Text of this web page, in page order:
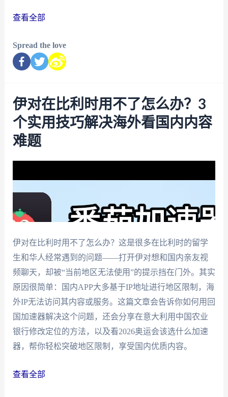
查看全部
Spread the love
伊对在比利时用不了怎么办？3
个实用技巧解决海外看国内内容
难题
伊对在比利时用不了怎么办？这是很多在比利时的留学
生和华人经常遇到的问题——打开伊对想和国内亲友视
频聊天，却被“当前地区无法使用”的提示挡在门外。其实
原因很简单：国内APP大多基于IP地址进行地区限制，海
外IP无法访问其内容或服务。这篇文章会告诉你如何用回
国加速器解决这个问题，还会分享在意大利用中国农业
银行修改定位的方法，以及看2026奥运会该选什么加速
器，帮你轻松突破地区限制，享受国内优质内容。
查看全部